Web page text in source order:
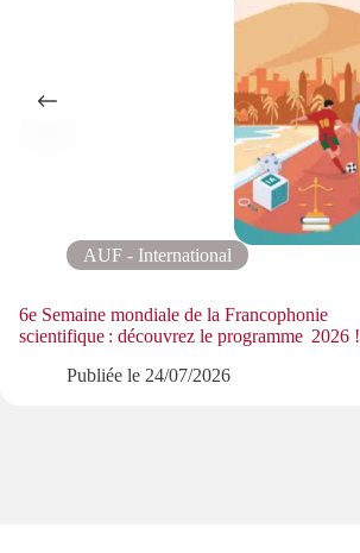
AUF - International
6e Semaine mondiale de la Francophonie
scientifique : découvrez le programme 2026 !
Publiée le 24/07/2026